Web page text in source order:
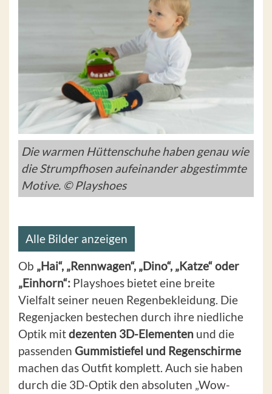
Die warmen Hüttenschuhe haben genau wie
die Strumpfhosen aufeinander abgestimmte
Motive. © Playshoes
Alle Bilder anzeigen
Ob „Hai“, „Rennwagen“, „Dino“, „Katze“ oder
„Einhorn“: Playshoes bietet eine breite
Vielfalt seiner neuen Regenbekleidung. Die
Regenjacken bestechen durch ihre niedliche
Optik mitdezenten 3D-Elementen und die
passenden Gummistiefel und Regenschirme
machen das Outfit komplett. Auch sie haben
durch die 3D-Optik den absoluten „Wow-